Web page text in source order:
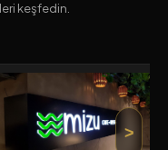
keşfedin.
>